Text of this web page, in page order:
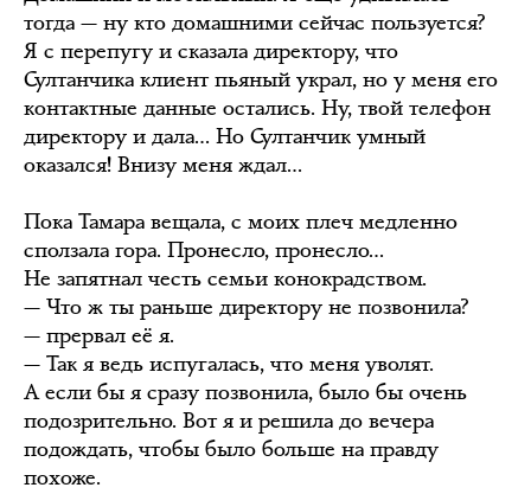
тогда — ну кто домашними сейчас пользуется?
Я с перепугу и сказала директору, что
Султанчика клиент пьяный украл, но у меня его
контактные данные остались. Ну, твой телефон
директору и дала… Но Султанчик умный
оказался! Внизу меня ждал…
Пока Тамара вещала, с моих плеч медленно
сползала гора. Пронесло, пронесло…
Не запятнал честь семьи конокрадством.
— Что ж ты раньше директору не позвонила?
— прервал её я.
— Так я ведь испугалась, что меня уволят.
А если бы я сразу позвонила, было бы очень
подозрительно. Вот я и решила до вечера
подождать, чтобы было больше на правду
похоже.